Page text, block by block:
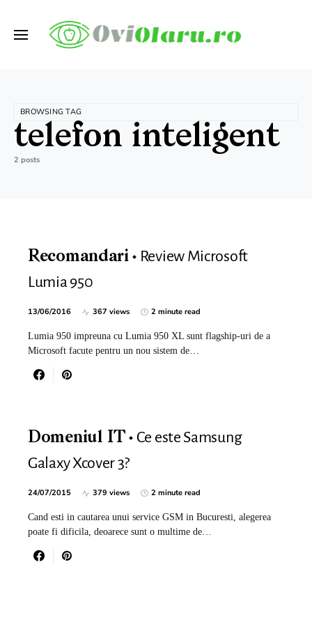
BROWSING TAG
telefon inteligent
2 posts
Recomandari
Review Microsoft
Lumia 950
13/06/2016 367 views 2 minute read
Lumia 950 impreuna cu Lumia 950 XL sunt flagship-uri de a
Microsoft facute pentru un nou sistem de…
Domeniul IT
Ce este Samsung
Galaxy Xcover 3?
24/07/2015 379 views 2 minute read
Cand esti in cautarea unui service GSM in Bucuresti, alegerea
poate fi dificila, deoarece sunt o multime de…